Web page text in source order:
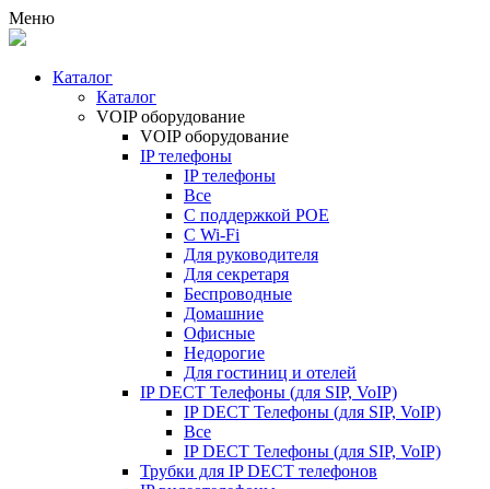
Меню
Каталог
Каталог
VOIP оборудование
VOIP оборудование
IP телефоны
IP телефоны
Все
С поддержкой POE
C Wi-Fi
Для руководителя
Для секретаря
Беспроводные
Домашние
Офисные
Недорогие
Для гостиниц и отелей
IP DECT Телефоны (для SIP, VoIP)
IP DECT Телефоны (для SIP, VoIP)
Все
IP DECT Телефоны (для SIP, VoIP)
Трубки для IP DECT телефонов